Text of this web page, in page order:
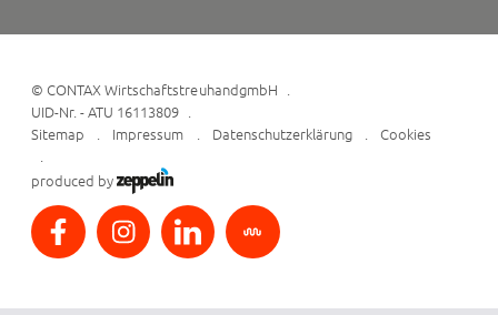
©CONTAX WirtschaftstreuhandgmbH
UID-Nr. - ATU 16113809
Sitemap
Impressum Datenschutzerklärung Cookies
produced by